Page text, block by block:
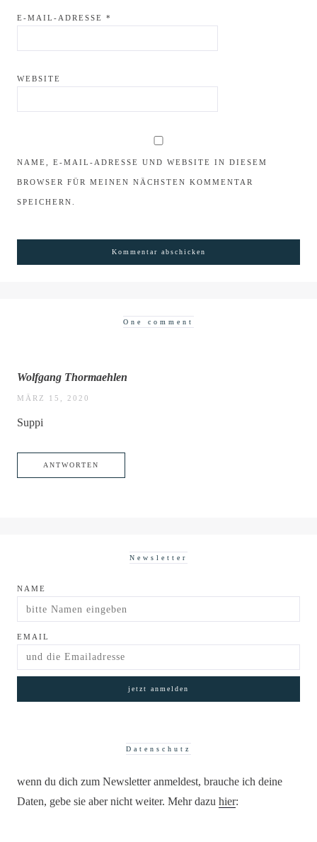
E-MAIL-ADRESSE *
WEBSITE
NAME, E-MAIL-ADRESSE UND WEBSITE IN DIESEM
BROWSER FÜR MEINEN NÄCHSTEN KOMMENTAR
SPEICHERN.
One comment
Wolfgang Thormaehlen
MÄRZ 15, 2020
Suppi
ANTWORTEN
Newsletter
NAME
EMAIL
Datenschutz
wenn du dich zum Newsletter anmeldest, brauche ich deine
Daten, gebe sie aber nicht weiter. Mehr dazu hier: